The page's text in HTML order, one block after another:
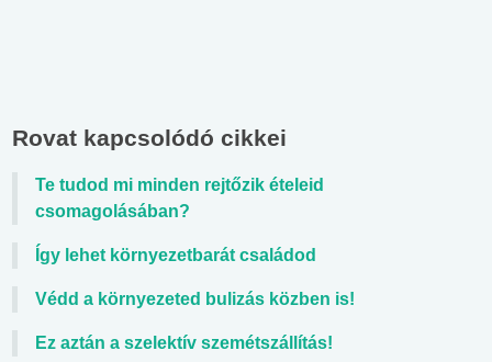
Rovat kapcsolódó cikkei
Te tudod mi minden rejtőzik ételeid
csomagolásában?
Így lehet környezetbarát családod
Védd a környezeted bulizás közben is!
Ez aztán a szelektív szemétszállítás!